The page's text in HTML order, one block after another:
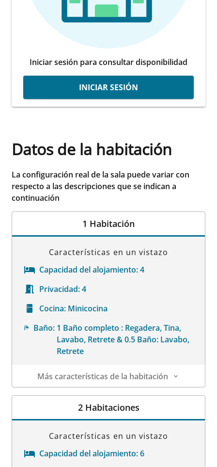
Iniciar sesión para consultar disponibilidad
INICIAR SESIÓN
Datos de la habitación
La configuración real de la sala puede variar con
respecto a las descripciones que se indican a
continuación
1 Habitación
Características en un vistazo
Capacidad del alojamiento:4
Privacidad:4
Cocina: Minicocina
Baño: 1 Baño completo : Regadera, Tina,
Lavabo, Retrete & 0.5 Baño: Lavabo,
Retrete
Más características de la habitación
Datos de la habitación
2 Habitaciones
Características en un vistazo
Capacidad del alojamiento:6